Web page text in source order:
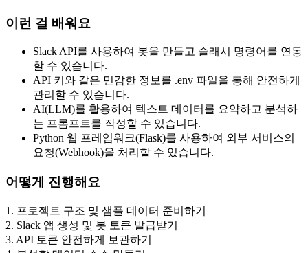
이런 걸 배워요
Slack API를 사용하여 봇을 만들고 슬래시 명령어를 연동
할 수 있습니다.
API 키와 같은 민감한 정보를 .env 파일을 통해 안전하게
관리할 수 있습니다.
AI(LLM)를 활용하여 텍스트 데이터를 요약하고 분석하
는 프롬프트를 작성할 수 있습니다.
Python 웹 프레임워크(Flask)를 사용하여 외부 서비스의
요청(Webhook)을 처리할 수 있습니다.
어떻게 진행해요
1 . 프로젝트 구조 및 샘플 데이터 준비하기
2. Slack 앱 생성 및 봇 토큰 발급받기
3. API 토큰 안전하게 보관하기